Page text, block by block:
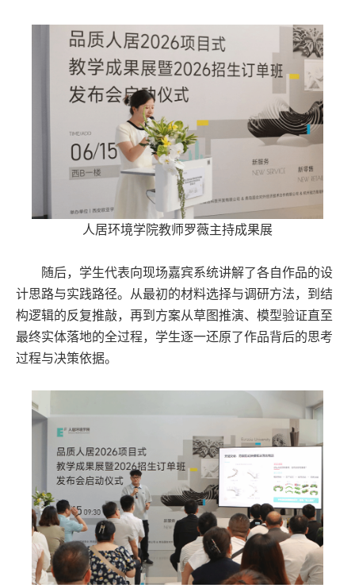
人居环境学院教师罗薇主持成果展
随后，学生代表向现场嘉宾系统讲解了各自作品的设
计思路与实践路径。从最初的材料选择与调研方法，到结
构逻辑的反复推敲，再到方案从草图推演、模型验证直至
最终实体落地的全过程，学生逐一还原了作品背后的思考
过程与决策依据。